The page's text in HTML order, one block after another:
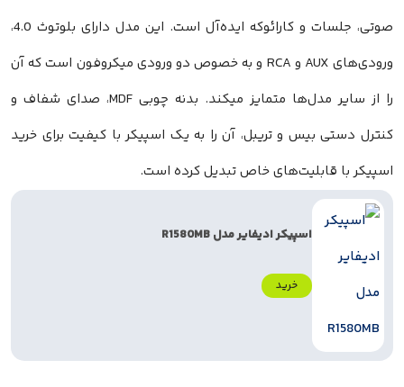
صوتی، جلسات و کارائوکه ایده‌آل است. این مدل دارای بلوتوث 4.0،
ورودی‌های AUX و RCA و به خصوص دو ورودی میکروفون است که آن
را از سایر مدل‌ها متمایز میکند. بدنه چوبی MDF، صدای شفاف و
بیس و تریبل، آن را به یک اسپیکر با کیفیت برای خرید
خاص تبدیل کرده است.
اسپیکر ادیفایر مدل R1580MB
خرید